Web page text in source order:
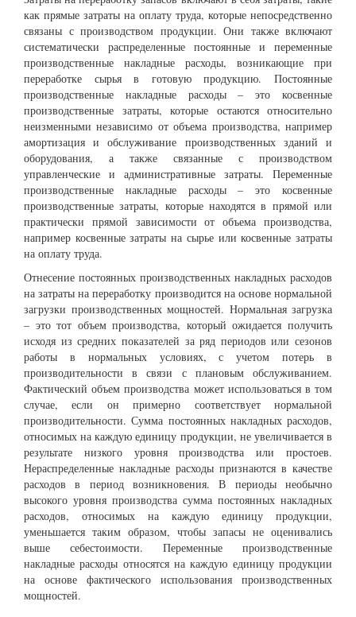
как прямые затраты на оплату труда, которые непосредственно
связаны с производством продукции. Они также включают
систематически распределенные постоянные и переменные
производственные накладные расходы, возникающие при
переработке сырья в готовую продукцию. Постоянные
производственные накладные расходы – это косвенные
производственные затраты, которые остаются относительно
неизменными независимо от объема производства, например
амортизация и обслуживание производственных зданий и
оборудования, а также связанные с производством
управленческие и административные затраты. Переменные
производственные накладные расходы – это косвенные
производственные затраты, которые находятся в прямой или
практически прямой зависимости от объема производства,
например косвенные затраты на сырье или косвенные затраты
на оплату труда.
Отнесение постоянных производственных накладных расходов
на затраты на переработку производится на основе нормальной
загрузки производственных мощностей. Нормальная загрузка
– это тот объем производства, который ожидается получить
исходя из средних показателей за ряд периодов или сезонов
работы в нормальных условиях, с учетом потерь в
производительности в связи с плановым обслуживанием.
Фактический объем производства может использоваться в том
случае, если он примерно соответствует нормальной
производительности. Сумма постоянных накладных расходов,
относимых на каждую единицу продукции, не увеличивается в
результате низкого уровня производства или простоев.
Нераспределенные накладные расходы признаются в качестве
расходов в период возникновения. В периоды необычно
высокого уровня производства сумма постоянных накладных
расходов, относимых на каждую единицу продукции,
уменьшается таким образом, чтобы запасы не оценивались
выше себестоимости. Переменные производственные
накладные расходы относятся на каждую единицу продукции
на основе фактического использования производственных
мощностей.